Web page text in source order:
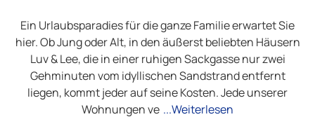
Ein Urlaubsparadies für die ganze Familie erwartet Sie
hier. Ob Jung oder Alt, in den äußerst beliebten Häusern
Luv & Lee, die in einer ruhigen Sackgasse nur zwei
Gehminuten vom idyllischen Sandstrand entfernt
liegen, kommt jeder auf seine Kosten. Jede unserer
Wohnungen ve ...Weiterlesen